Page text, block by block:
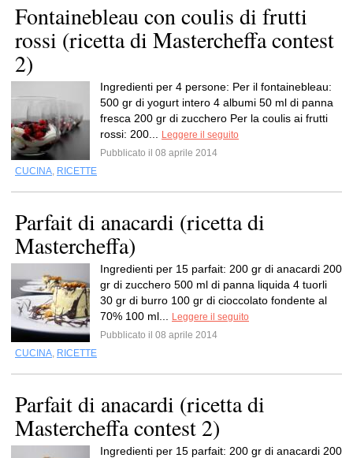
Fontainebleau con coulis di frutti
rossi (ricetta di Mastercheffa contest
2)
Ingredienti per 4 persone: Per il fontainebleau:
500 gr di yogurt intero 4 albumi 50 ml di panna
fresca 200 gr di zucchero Per la coulis ai frutti
rossi: 200...
Leggere il seguito
Pubblicato il 08 aprile 2014
CUCINA, RICETTE
Parfait di anacardi (ricetta di
Mastercheffa)
Ingredienti per 15 parfait: 200 gr di anacardi 200
gr di zucchero 500 ml di panna liquida 4 tuorli
30 gr di burro 100 gr di cioccolato fondente al
70% 100 ml...
Leggere il seguito
Pubblicato il 08 aprile 2014
CUCINA, RICETTE
Parfait di anacardi (ricetta di
Mastercheffa contest 2)
Ingredienti per 15 parfait: 200 gr di anacardi 200